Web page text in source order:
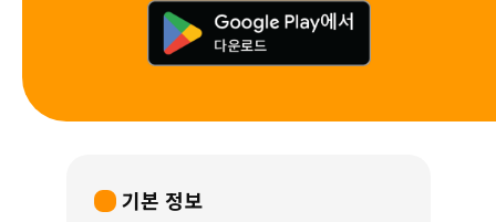
기본 정보